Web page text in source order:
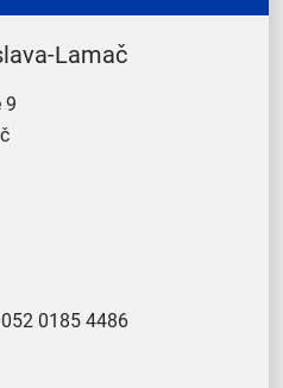
Lamač
9
0185 4486